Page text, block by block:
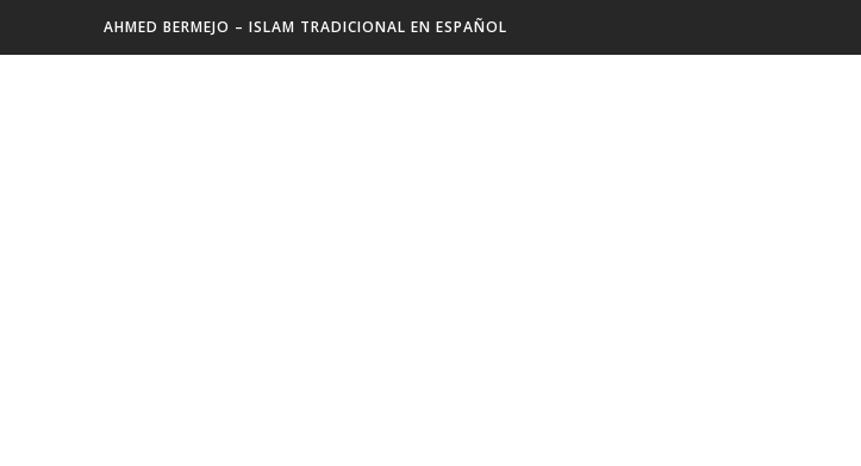
AHMED BERMEJO – ISLAM TRADICIONAL EN ESPAÑOL